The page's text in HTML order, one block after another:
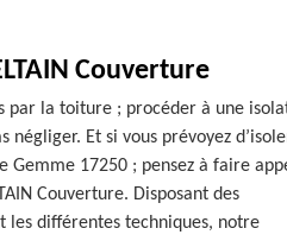
Couverture
par la toiture ; procéder à une
négliger. Et si vous prévoyez
17250 ; pensez à faire
Couverture. Disposant des
les différentes techniques, notre